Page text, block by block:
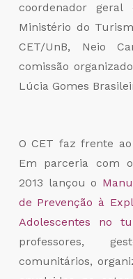
coordenador
Ministério do
CET/UnB, Neio
comissão
Lúcia Gomes
O CET faz frente
Em parceria com
2013 lançou o
de Prevenção à
Adolescentes no
professores,
comunitários,